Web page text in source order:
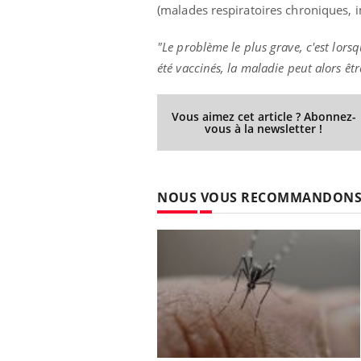
(malades respiratoires chroniques,
"Le problème le plus grave, c'est
été vaccinés, la maladie peut alors
Vous aimez cet article ? Abonnez-
vous à la newsletter !
NOUS VOUS RECOMMANDONS
Diabète & Ramadan 2026Youtube
nombreuses personnes atteintes de
diabète, c'est une période de questions, de
défis, mais ...
Un